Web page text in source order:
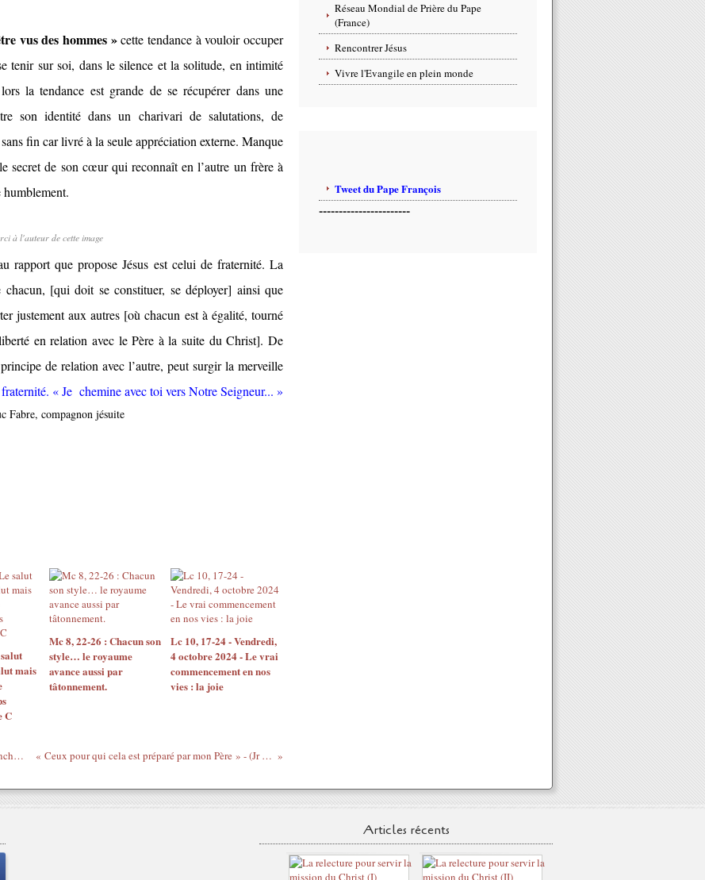
vus des hommes »cette tendance à vouloir occuper
tenir sur soi, dans le silence et la solitude, en intimité
la tendance est grande de se récupérer dans une
son identité dans un charivari de salutations, de
fin car livré à la seule appréciation externe. Manque
secret de son cœur qui reconnaît en l’autre un frère à
humblement.
à l'auteur de cette image
rapport que propose Jésus est celui de fraternité. La
[qui doit se constituer, se déployer] ainsi que
justement aux autres [où chacun est à égalité, tourné
en relation avec le Père à la suite du Christ]. De
de relation avec l’autre, peut surgir la merveille
fraternité. « Je chemine avec toi vers Notre Seigneur... »
Fabre, compagnon jésuite
mais
C
Mc 8, 22-26 : Chacun son
style… le royaume
avance aussi par
tâtonnement.
Lc 10, 17-24 - Vendredi,
4 octobre 2024 - Le vrai
commencement en nos
vies : la joie
Prière universelle - 12 mars 2023, 3e dimanche de carême, année A. « Ceux pour qui cela est préparé par mon Père » - (Jr 18,18-20, Mt 20,17-28)
Réseau Mondial de Prière du Pape
(France)
Rencontrer Jésus
Vivre l'Evangile en plein monde
Tweet du Pape François
-----------------------
Articles récents